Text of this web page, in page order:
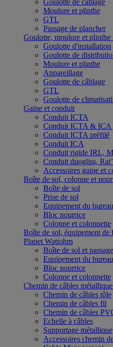
Goulotte de câblage
Moulure et plinthe
GTL
Passage de plancher
Goulotte, moulure et plinthe
Goulotte d'installation
Goulotte de
Moulure et plinthe
Appareillage
Goulotte de câblage
GTL
Goulotte de
Gaine et conduit
Conduit ICTA
Conduit ICTA & ICA
Conduit ICTA préfilé
Conduit ICA
Conduit rigide IRL,
Conduit duogliss,
Accessoires gaine et
Boîte de sol, colonne et
Boîte de sol
Prise de sol
Equipement du bureau
Bloc nourrice
Colonne et colonnette
Boîte de sol, équipement de
Planet Wattohm
Boîte de sol et
Equipement du bureau
Bloc nourrice
Colonne et colonnette
Chemin de câbles
Chemin de câbles tôle
Chemin de câbles fil
Chemin de câbles
Echelle à câbles
Supportage métallique
Accessoires chemin